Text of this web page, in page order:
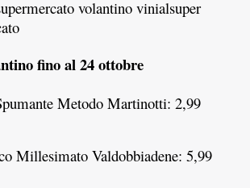
fino al 24 ottobre
Metodo Martinotti: 2,99
Millesimato Valdobbiadene: 5,99